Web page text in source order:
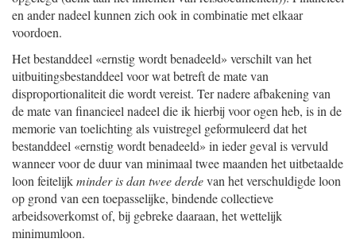
en ander nadeel kunnen zich ook in combinatie met elkaar
voordoen.
Het bestanddeel «ernstig wordt benadeeld» verschilt van het
uitbuitingsbestanddeel voor wat betreft de mate van
disproportionaliteit die wordt vereist. Ter nadere afbakening van
de mate van financieel nadeel die ik hierbij voor ogen heb, is in de
memorie van toelichting als vuistregel geformuleerd dat het
bestanddeel «ernstig wordt benadeeld» in ieder geval is vervuld
wanneer voor de duur van minimaal twee maanden het uitbetaalde
loon feitelijkminder is dantwee derdevan het verschuldigde loon
op grond van een toepasselijke, bindende collectieve
arbeidsoverkomst of, bij gebreke daaraan, het wettelijk
minimumloon.